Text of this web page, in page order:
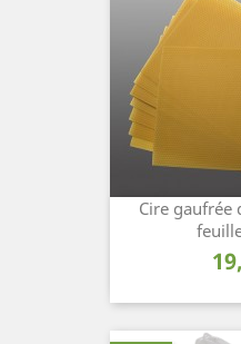
Cire gaufrée